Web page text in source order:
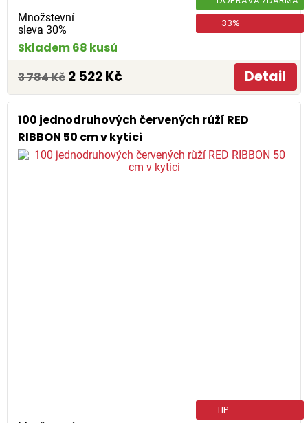
Množstevní
sleva 30%
-33%
Skladem 68 kusů
3 784 Kč 2 522 Kč Detail
100 jednodruhových červených růží RED
RIBBON 50 cm v kytici
TIP